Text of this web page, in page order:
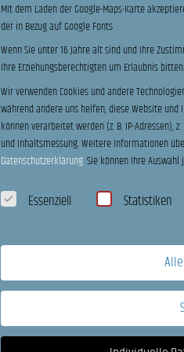
Beratung
Ein technisch
beraten wir
du ein E-
überzeugt.
Jetzt Beratung
Warum
Ein
Daten
Bei S und V –
Mit dem Laden der Google-Maps-Karte
der in Bezug auf Google Fonts
Wenn Sie unter 16 Jahre alt sind und Ihre
Ihre Erziehungsberechtigten um Erlaubnis bitten.
Wir verwenden Cookies und andere
während andere uns helfen, diese Website und
können verarbeitet werden (z. B. IP-Adressen),
und Inhaltsmessung.Weitere Informationen
Datenschutzerklärung.Sie können Ihre
Datenschutzeinstellungen
Essenziell Statistiken